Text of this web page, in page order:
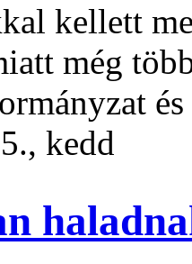
kellett
még
kedd